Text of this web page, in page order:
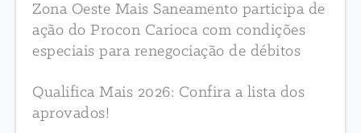
Zona Oeste Mais Saneamento participa de
ação do Procon Carioca com condições
especiais para renegociação de débitos
Qualifica Mais 2026: Confira a lista dos
aprovados!